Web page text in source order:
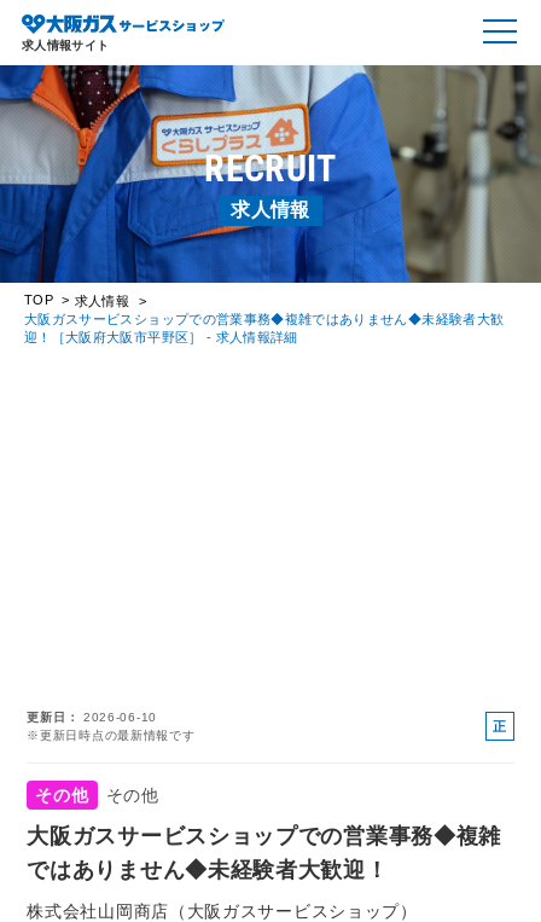
求人情報サイト
RECRUIT
求人情報
TOP
求人情報
大阪ガスサービスショップでの営業事務◆複雑ではありません◆未経験者大歓
迎！［大阪府大阪市平野区］ - 求人情報詳細
更新日
2026-06-10
※更新日時点の最新情報です
正
その他 その他
大阪ガスサービスショップでの営業事務◆複雑
ではありません◆未経験者大歓迎！
株式会社山岡商店（大阪ガスサービスショップ）